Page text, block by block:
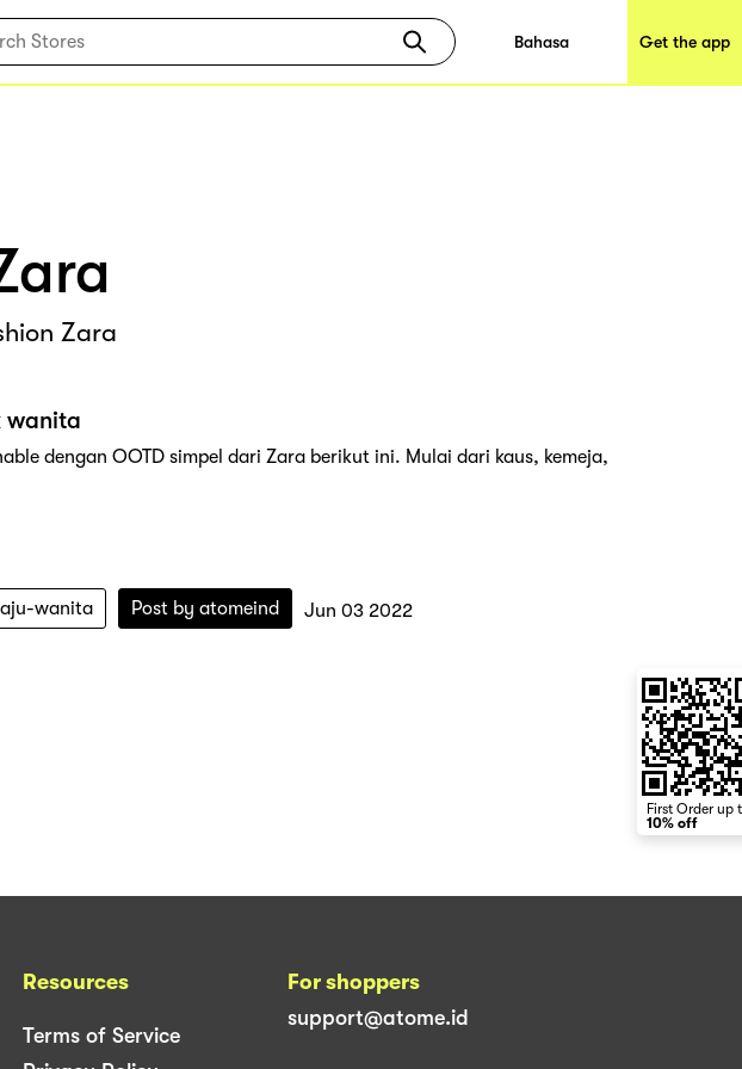
Bahasa Get the app
Zara
wanita
dengan OOTD simpel dari Zara berikut ini. Mulai dari kaus, kemeja,
wanita Post by atomeind Jun 03 2022
First Order up
10% off
Resources
Terms of Service
For shoppers
support@atome.id